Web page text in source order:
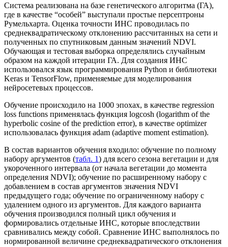
Система реализована на базе генетического алгоритма (ГА),
где в качестве “особей” выступали простые персептроны
Румельхарта. Оценка точности ИНС проводилась по
среднеквадратическому отклонению рассчитанных на сети и
полученных по спутниковым данным значений NDVI.
Обучающая и тестовая выборка определялись случайным
образом на каждой итерации ГА. Для создания ИНС
использовался язык программирования Python и библиотеки
Keras и TensorFlow, применяемые для моделирования
нейросетевых процессов.
Обучение происходило на 1000 эпохах, в качестве regression
loss functions применялась функция logcosh (logarithm of the
hyperbolic cosine of the prediction error), в качестве optimizer
использовалась функция adam (adaptive moment estimation).
В состав вариантов обучения входило: обучение по полному
набору аргументов (табл. 1) для всего сезона вегетации и для
укороченного интервала (от начала вегетации до момента
определения NDVI); обучение по расширенному набору с
добавлением в состав аргументов значения NDVI
предыдущего года; обучение по ограниченному набору с
удалением одного из аргументов. Для каждого варианта
обучения производился полный цикл обучения и
формировались отдельные ИНС, которые впоследствии
сравнивались между собой. Сравнение ИНС выполнялось по
нормированной величине среднеквадратического отклонения